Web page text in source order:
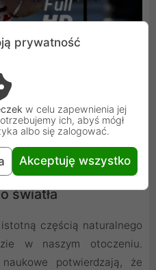
światła
częścią naturalnego
w naszym otoczeniu.
potwierdzają, że
prywatność
w celu zapewnienia jej
ich, abyś mógł
albo się zalogować.
Akceptuję wszystko